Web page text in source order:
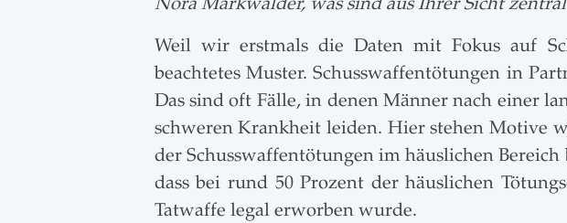
Weil wir erstmals die Daten mit Fokus auf
beachtetes Muster. Schusswaffentötungen in
Das sind oft Fälle, in denen Männer nach einer
schweren Krankheit leiden. Hier stehen Motive
der Schusswaffentötungen im häuslichen
dass bei rund 50 Prozent der häuslichen
Tatwaffe legal erworben wurde.